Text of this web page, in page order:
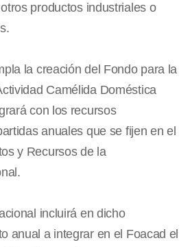
productos industriales o
la creación del Fondo para la
Camélida Doméstica
con los recursos
anuales que se fijen en el
y Recursos de la
incluirá en dicho
anual a integrar en el Foacad el